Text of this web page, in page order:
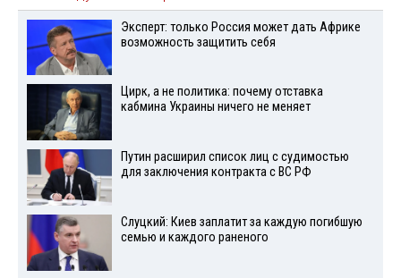
Эксперт: только Россия может дать Африке
возможность защитить себя
Цирк, а не политика: почему отставка
кабмина Украины ничего не меняет
Путин расширил список лиц с судимостью
для заключения контракта с ВС РФ
Слуцкий: Киев заплатит за каждую погибшую
семью и каждого раненого